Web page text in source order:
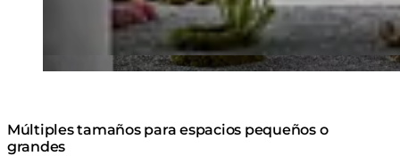
Múltiples tamaños para espacios pequeños o
grandes